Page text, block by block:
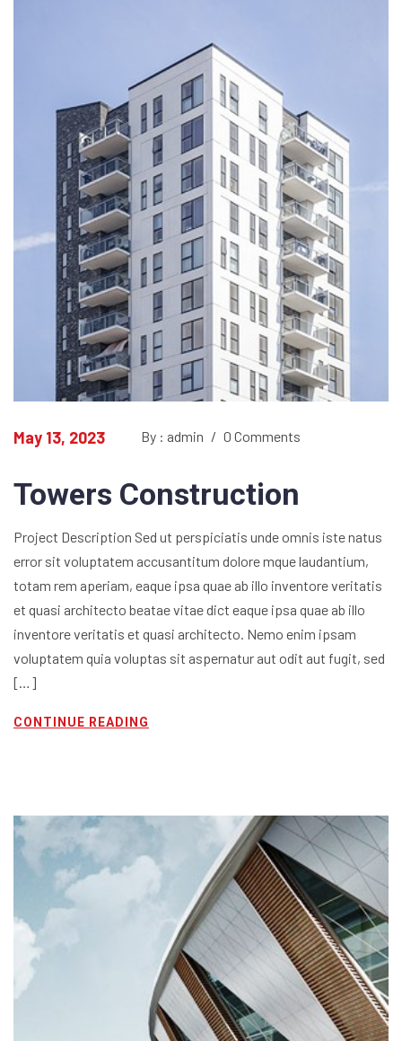
May 13, 2023 By : admin / 0 Comments
Towers Construction
Project Description Sed ut perspiciatis unde omnis iste natus
error sit voluptatem accusantitum dolore mque laudantium,
totam rem aperiam, eaque ipsa quae ab illo inventore veritatis
et quasi architecto beatae vitae dict eaque ipsa quae ab illo
inventore veritatis et quasi architecto. Nemo enim ipsam
voluptatem quia voluptas sit aspernatur aut odit aut fugit, sed
[…]
CONTINUE READING